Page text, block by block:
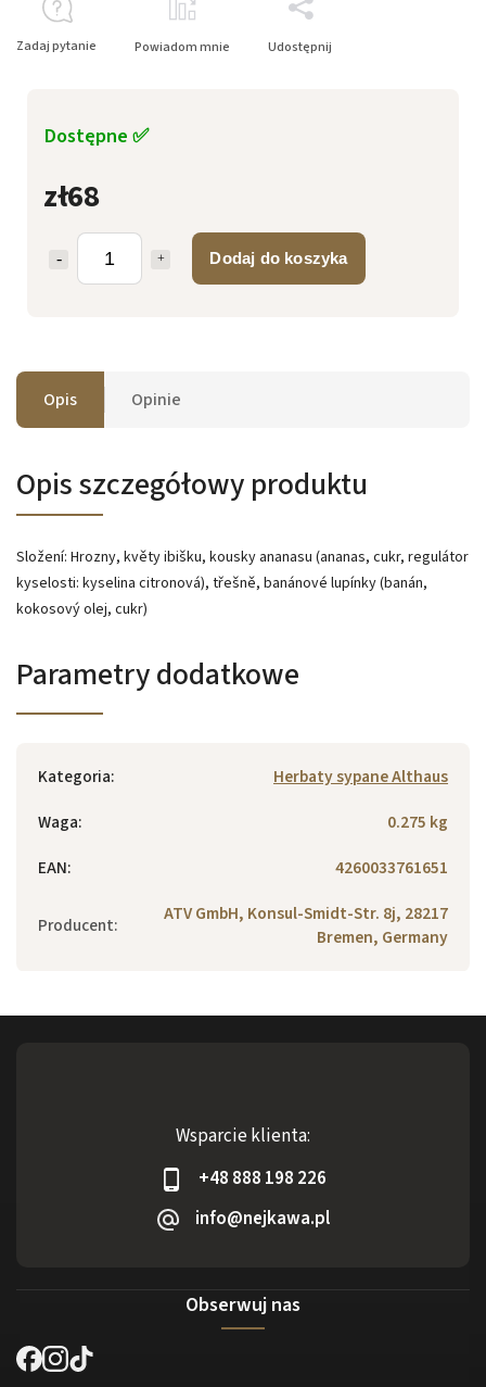
zł68
Dodaj do koszyka
Dostępne ✅
Zadaj pytanie Powiadom mnie Udostępnij
Opis Opinie
Opis szczegółowy produktu
Složení: Hrozny, květy ibišku, kousky ananasu (ananas, cukr, regulátor
kyselosti: kyselina citronová), třešně, banánové lupínky (banán,
kokosový olej, cukr)
Parametry dodatkowe
Kategoria:
Herbaty sypane Althaus
Waga:
0.275 kg
EAN: 4260033761651
Producent:
ATV GmbH, Konsul-Smidt-Str. 8j, 28217
Bremen, Germany
Wsparcie klienta:
+48 888 198 226
info@nejkawa.pl
Obserwuj nas